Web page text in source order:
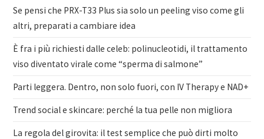
Se pensi che PRX-T33 Plus sia solo un peeling viso come gli
altri, preparati a cambiare idea
È fra i più richiesti dalle celeb: polinucleotidi, il trattamento
viso diventato virale come “sperma di salmone”
Parti leggera. Dentro, non solo fuori, con IV Therapy e NAD+
Trend social e skincare: perché la tua pelle non migliora
La regola del girovita: il test semplice che può dirti molto